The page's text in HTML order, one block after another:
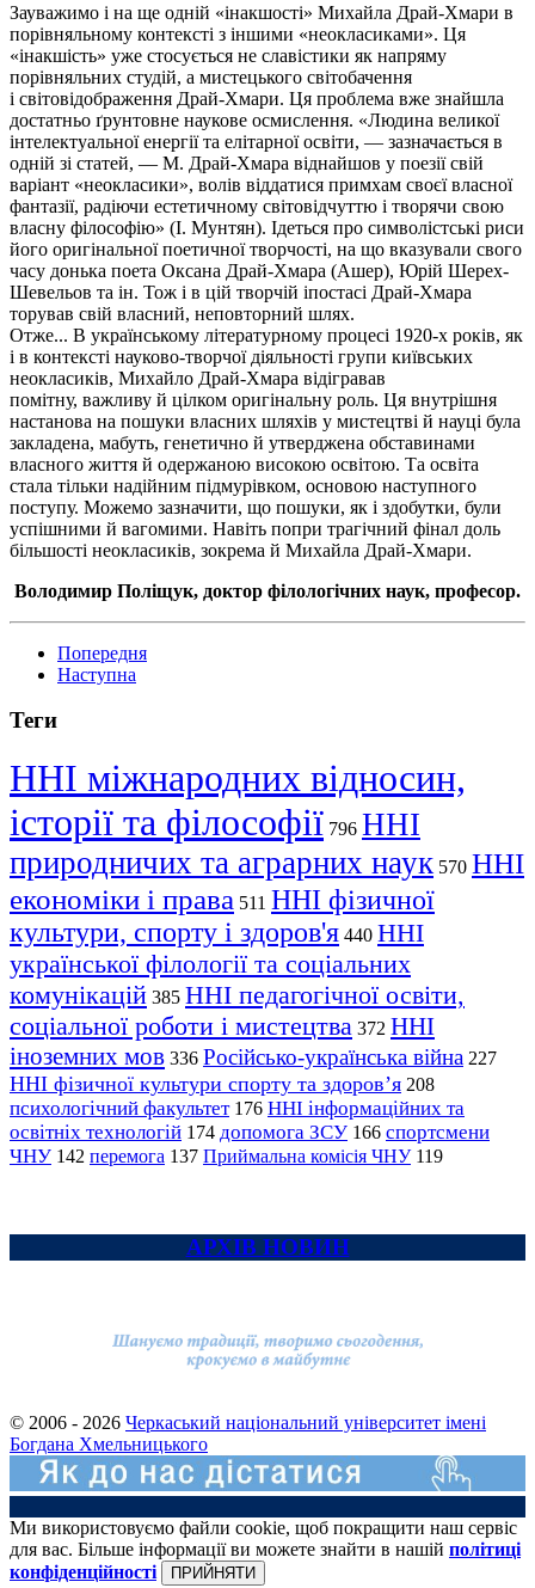
Зауважимо і на ще одній «інакшості» Михайла Драй-Хмари в
порівняльному контексті з іншими «неокласиками». Ця
«інакшість» уже стосується не славістики як напряму
порівняльних студій, а мистецького світобачення
і світовідображення Драй-Хмари. Ця проблема вже знайшла
достатньо ґрунтовне наукове осмислення. «Людина великої
інтелектуальної енергії та елітарної освіти, — зазначається в
одній зі статей, — М. Драй-Хмара віднайшов у поезії свій
варіант «неокласики», волів віддатися примхам своєї власної
фантазії, радіючи естетичному світовідчуттю і творячи свою
власну філософію» (І. Мунтян). Ідеться про символістські риси
його оригінальної поетичної творчості, на що вказували свого
часу донька поета Оксана Драй-Хмара (Ашер), Юрій Шерех-
Шевельов та ін. Тож і в цій творчій іпостасі Драй-Хмара
торував свій власний, неповторний шлях.
Отже... В українському літературному процесі 1920-х років, як
і в контексті науково-творчої діяльності групи київських
неокласиків, Михайло Драй-Хмара відігравав
помітну, важливу й цілком оригінальну роль. Ця внутрішня
настанова на пошуки власних шляхів у мистецтві й науці була
закладена, мабуть, генетично й утверджена обставинами
власного життя й одержаною високою освітою. Та освіта
стала тільки надійним підмурівком, основою наступного
поступу. Можемо зазначити, що пошуки, як і здобутки, були
успішними й вагомими. Навіть попри трагічний фінал доль
більшості неокласиків, зокрема й Михайла Драй-Хмари.
Володимир Поліщук, доктор філологічних наук, професор.
Попередня
Наступна
Теги
ННІ міжнародних відносин,
історії та філософії 796 ННІ
природничих та аграрних наук 570 ННІ
економіки і права 511 ННІ фізичної
культури, спорту і здоров'я 440 ННІ
української філології та соціальних
комунікацій 385 ННІ педагогічної освіти,
соціальної роботи і мистецтва 372 ННІ
іноземних мов 336 Російсько-українська війна 227
ННІ фізичної культури спорту та здоров’я 208
психологічний факультет 176 ННІ інформаційних та
освітніх технологій 174 допомога ЗСУ 166 спортсмени
ЧНУ 142 перемога 137 Приймальна комісія ЧНУ 119
АРХІВ НОВИН
© 2006 - 2026 Черкаський національний університет імені
Богдана Хмельницького
Ми використовуємо файли cookie, щоб покращити наш сервіс
для вас. Більше інформації ви можете знайти в нашій політиці
конфіденційності
ПРИЙНЯТИ